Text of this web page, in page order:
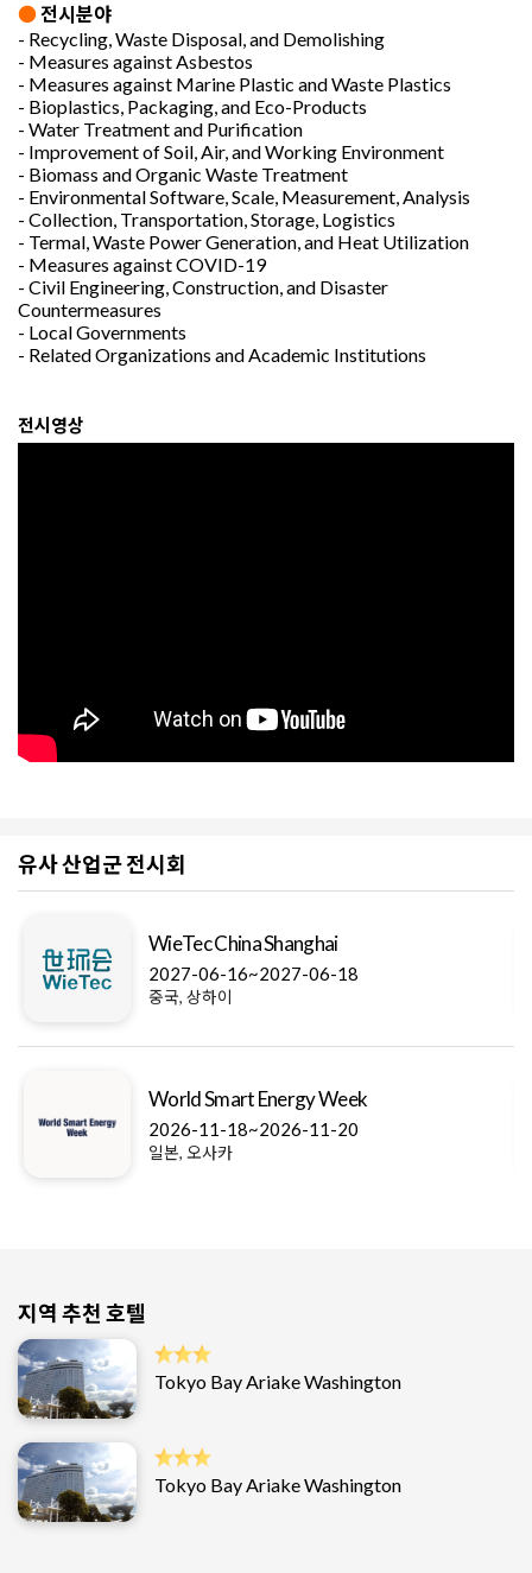
●전시분야
- Recycling, Waste Disposal, and Demolishing
- Measures against Asbestos
- Measures against Marine Plastic and Waste Plastics
- Bioplastics, Packaging, and Eco-Products
- Water Treatment and Purification
- Improvement of Soil, Air, and Working Environment
- Biomass and Organic Waste Treatment
- Environmental Software, Scale, Measurement, Analysis
- Collection, Transportation, Storage, Logistics
- Termal, Waste Power Generation, and Heat Utilization
- Measures against COVID-19
- Civil Engineering, Construction, and Disaster
Countermeasures
- Local Governments
- Related Organizations and Academic Institutions
전시영상
유사 산업군 전시회
WieTec China Shanghai
2027-06-16~2027-06-18
중국, 상하이
World Smart Energy Week
2026-11-18~2026-11-20
일본, 오사카
지역 추천 호텔
Tokyo Bay Ariake Washington
Tokyo Bay Ariake Washington